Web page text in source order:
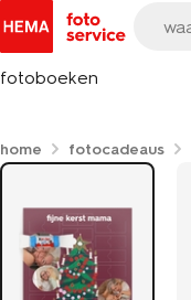
fotoboeken
home fotocadeaus